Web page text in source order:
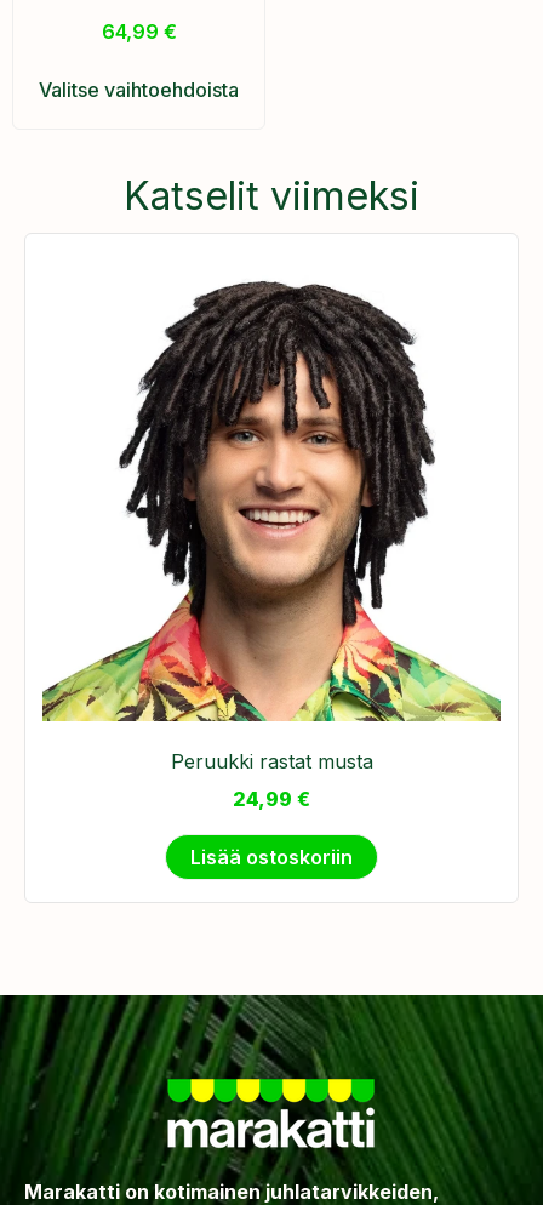
64,99 €
Valitse vaihtoehdoista
Katselit viimeksi
Peruukki rastat musta
24,99 €
Lisää ostoskoriin
Marakatti on kotimainen juhlatarvikkeiden,